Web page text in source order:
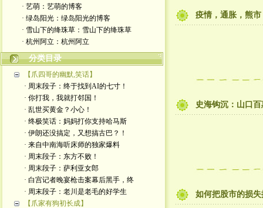
· 艺萌：艺萌的博客
· 绿岛阳光：绿岛阳光的博客
· 雪山下的绛珠草：雪山下的绛珠草
· 杭州阿立：杭州阿立
分类目录
【爪四哥的幽默,笑话】
· 周末段子：终于找到AI的七寸！
· 你打我，我就打邻国！
· 乱世买黄金？小心！
· 终极笑话：妈妈打你支持哈马斯
· 伊朗还没搞定，又想搞古巴？！
· 来自中南海听床师的独家爆料
· 周末段子：东方不败！
· 周末段子：萨利亚女郎
· 白宫记者晚宴枪击案幕后黑手，终
· 周末段子：老川是老毛的好学生
【爪家有狗初长成】
疫情，通胀，熊
史海钩沉：山口
如何把股市的损